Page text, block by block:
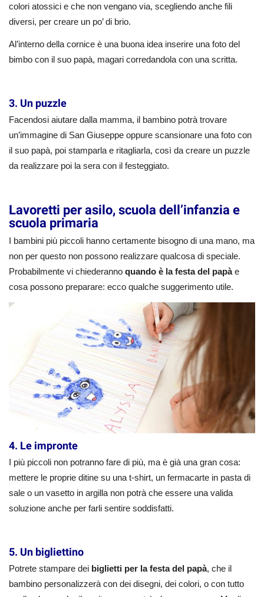
colori atossici e che non vengano via, scegliendo anche fili
diversi, per creare un po’ di brio.
Al’interno della cornice è una buona idea inserire una foto del
bimbo con il suo papà, magari corredandola con una scritta.
3. Un puzzle
Facendosi aiutare dalla mamma, il bambino potrà trovare
un’immagine di San Giuseppe oppure scansionare una foto con
il suo papà, poi stamparla e ritagliarla, così da creare un puzzle
da realizzare poi la sera con il festeggiato.
Lavoretti per asilo, scuola dell’infanzia e
scuola primaria
I bambini più piccoli hanno certamente bisogno di una mano, ma
non per questo non possono realizzare qualcosa di speciale.
Probabilmente vi chiederanno quando è la festa del papàe
cosa possono preparare: ecco qualche suggerimento utile.
4. Le impronte
I più piccoli non potranno fare di più, ma è già una gran cosa:
mettere le proprie ditine su una t-shirt, un fermacarte in pasta di
sale o un vasetto in argilla non potrà che essere una valida
soluzione anche per farli sentire soddisfatti.
5. Un bigliettino
Potrete stampare dei biglietti per la festa del papà, che il
bambino personalizzerà con dei disegni, dei colori, o con tutto